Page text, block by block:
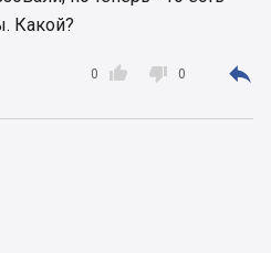
Какой?

0  0 